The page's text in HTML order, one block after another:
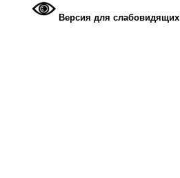
Версия для слабовидящих